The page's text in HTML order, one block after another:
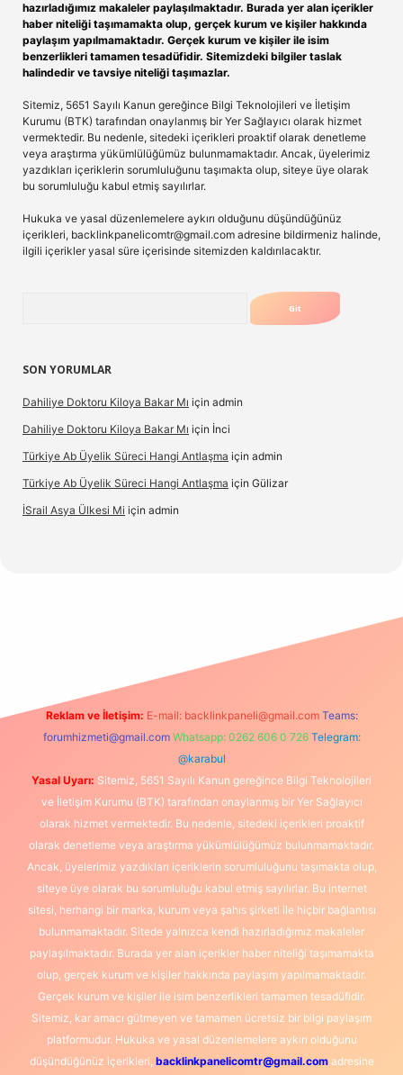
hazırladığımız makaleler paylaşılmaktadır. Burada yer alan içerikler
haber niteliği taşımamakta olup, gerçek kurum ve kişiler hakkında
paylaşım yapılmamaktadır. Gerçek kurum ve kişiler ile isim
benzerlikleri tamamen tesadüfidir. Sitemizdeki bilgiler taslak
halindedir ve tavsiye niteliği taşımazlar.
Sitemiz, 5651 Sayılı Kanun gereğince Bilgi Teknolojileri ve İletişim
Kurumu (BTK) tarafından onaylanmış bir Yer Sağlayıcı olarak hizmet
vermektedir. Bu nedenle, sitedeki içerikleri proaktif olarak denetleme
veya araştırma yükümlülüğümüz bulunmamaktadır. Ancak, üyelerimiz
yazdıkları içeriklerin sorumluluğunu taşımakta olup, siteye üye olarak
bu sorumluluğu kabul etmiş sayılırlar.
Hukuka ve yasal düzenlemelere aykırı olduğunu düşündüğünüz
içerikleri, backlinkpanelicomtr@gmail.com adresine bildirmeniz halinde,
ilgili içerikler yasal süre içerisinde sitemizden kaldırılacaktır.
SON YORUMLAR
Dahiliye Doktoru Kiloya Bakar Mı için admin
Dahiliye Doktoru Kiloya Bakar Mı için İnci
Türkiye Ab Üyelik Süreci Hangi Antlaşma için admin
Türkiye Ab Üyelik Süreci Hangi Antlaşma için Gülizar
İSrail Asya Ülkesi Mi için admin
Reklam ve İletişim: E-mail: backlinkpaneli@gmail.com Teams:
forumhizmeti@gmail.com Whatsapp: 0262 606 0 726 Telegram:
@karabul
Yasal Uyarı: Sitemiz, 5651 Sayılı Kanun gereğince Bilgi Teknolojileri
ve İletişim Kurumu (BTK) tarafından onaylanmış bir Yer Sağlayıcı
olarak hizmet vermektedir. Bu nedenle, sitedeki içerikleri proaktif
olarak denetleme veya araştırma yükümlülüğümüz bulunmamaktadır.
Ancak, üyelerimiz yazdıkları içeriklerin sorumluluğunu taşımakta olup,
siteye üye olarak bu sorumluluğu kabul etmiş sayılırlar. Bu internet
sitesi, herhangi bir marka, kurum veya şahıs şirketi ile hiçbir bağlantısı
bulunmamaktadır. Sitede yalnızca kendi hazırladığımız makaleler
paylaşılmaktadır. Burada yer alan içerikler haber niteliği taşımamakta
olup, gerçek kurum ve kişiler hakkında paylaşım yapılmamaktadır.
Gerçek kurum ve kişiler ile isim benzerlikleri tamamen tesadüfidir.
Sitemiz, kar amacı gütmeyen ve tamamen ücretsiz bir bilgi paylaşım
platformudur. Hukuka ve yasal düzenlemelere aykırı olduğunu
düşündüğünüz içerikleri, backlinkpanelicomtr@gmail.comadresine